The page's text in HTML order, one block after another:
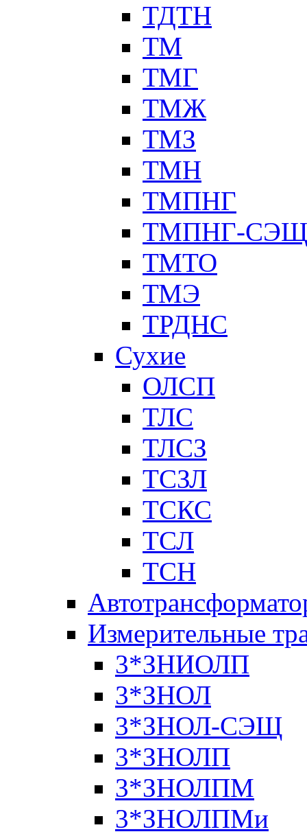
ТДТН
ТМ
ТМГ
ТМЖ
ТМЗ
ТМН
ТМПНГ
ТМПНГ-СЭЩ
ТМТО
ТМЭ
ТРДНС
Сухие
ОЛСП
ТЛС
ТЛСЗ
ТСЗЛ
ТСКС
ТСЛ
ТСН
Измерительные
3*ЗНИОЛП
3*ЗНОЛ
3*ЗНОЛ-СЭЩ
3*ЗНОЛП
3*ЗНОЛПМ
3*ЗНОЛПМи